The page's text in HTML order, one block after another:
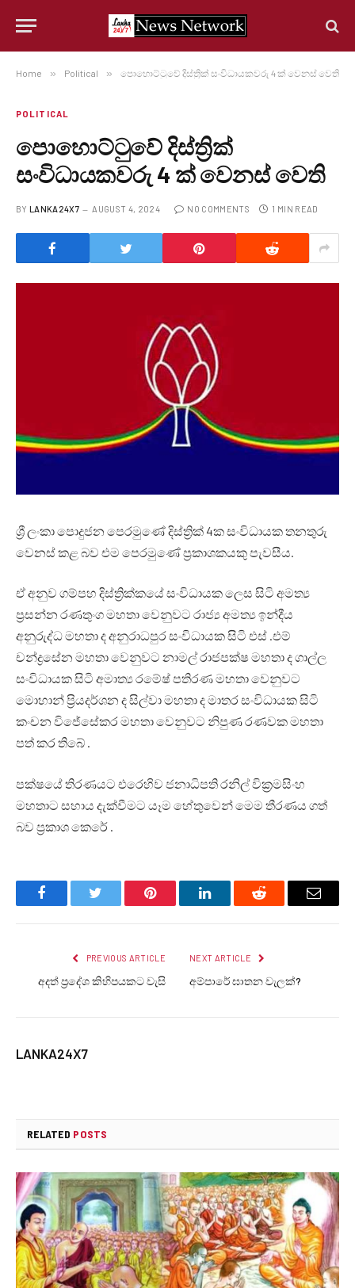
Home » Political » පොහොට්ටුවේ දිස්ත්‍රික් සංවිධායකවරු 4 ක් වෙනස් වෙති
POLITICAL
පොහොට්ටුවේ දිස්ත්‍රික්
සංවිධායකවරු 4 ක් වෙනස් වෙති
BY LANKA24X7 AUGUST 4, 2024 NO COMMENTS 1 MIN READ
ශ්‍රී ලංකා පොදුජන පෙරමුණේ දිස්ත්‍රික් 4ක සංවිධායක තනතුරු
වෙනස් කළ බව එම පෙරමුණේ ප්‍රකාශකයකු පැවසීය.
ඒ අනුව ගම්පහ දිස්ත්‍රික්කයේ සංවිධායක ලෙස සිටි අමත්‍ය
ප්‍රසන්න රණතුංග මහතා වෙනුවට රාජ්‍ය අමත්‍ය ඉන්දීය
අනුරුද්ධ මහතා ද අනුරාධපුර සංවිධායක සිටි එස් .එම්
චන්ද්‍රසේන මහතා වෙනුවට නාමල් රාජපක්ෂ මහතා ද ගාල්ල
සංවිධායක සිටි අමාත්‍ය රමේෂ් පතිරණ මහතා වෙනුවට
මොහාන් ප්‍රියදර්ශන ද සිල්වා මහතා ද මාතර සංවිධායක සිටි
කංචන විජේසේකර මහතා වෙනුවට නිපුණ රණවක මහතා
පත් කර තිබේ .
පක්ෂයේ තිරණයට එරෙහිව ජනාධිපති රනිල් වික්‍රමසිංහ
මහතාට සහාය දැක්වීමට යෑම හේතුවෙන් මෙම තීරණය ගත්
බව ප්‍රකාශ කෙරේ .
FacebookTwitter Pinterest LinkedInReddit Email
PREVIOUS ARTICLE
අදත් ප්‍රදේශ කිහිපයකට වැසි
NEXT ARTICLE
අම්පාරේ ඝාතන වැලක්?
LANKA24X7
RELATED POSTS